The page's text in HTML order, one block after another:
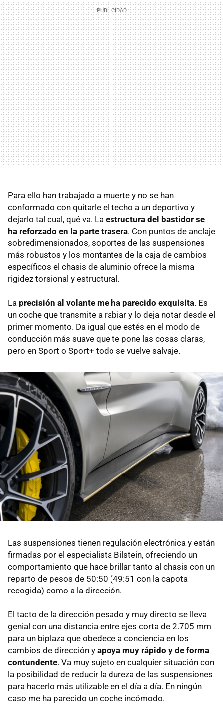
Para ello han trabajado a muerte y no se han
conformado con quitarle el techo a un deportivo y
dejarlo tal cual, qué va. La estructura del bastidor se
ha reforzado en la parte trasera. Con puntos de anclaje
sobredimensionados, soportes de las suspensiones
más robustos y los montantes de la caja de cambios
específicos el chasis de aluminio ofrece la misma
rigidez torsional y estructural.
La precisión al volante me ha parecido exquisita. Es
un coche que transmite a rabiar y lo deja notar desde el
primer momento. Da igual que estés en el modo de
conducción más suave que te pone las cosas claras,
pero en Sport o Sport+ todo se vuelve salvaje.
Las suspensiones tienen regulación electrónica y están
firmadas por el especialista Bilstein, ofreciendo un
comportamiento que hace brillar tanto al chasis con un
reparto de pesos de 50:50 (49:51 con la capota
recogida) como a la dirección.
El tacto de la dirección pesado y muy directo se lleva
genial con una distancia entre ejes corta de 2.705 mm
para un biplaza que obedece a conciencia en los
cambios de dirección y apoya muy rápido y de forma
contundente. Va muy sujeto en cualquier situación con
la posibilidad de reducir la dureza de las suspensiones
para hacerlo más utilizable en el día a día. En ningún
caso me ha parecido un coche incómodo.